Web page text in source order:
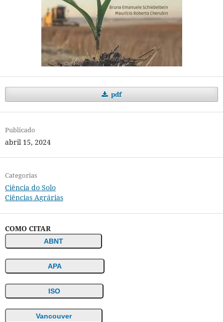
pdf
Publicado
abril 15, 2024
Categorias
Ciência do Solo
Ciências Agrárias
COMO CITAR
ABNT
APA
ISO
Vancouver